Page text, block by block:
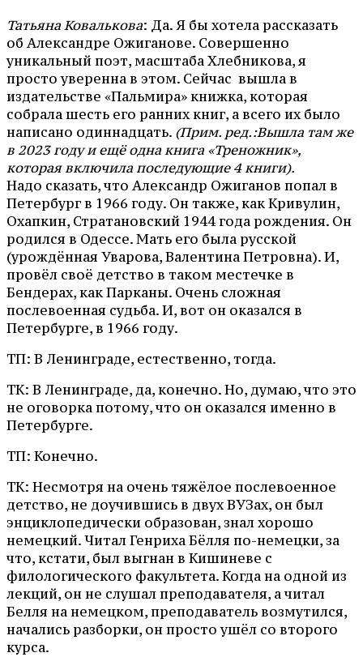
Татьяна Ковалькова: Да. Я бы хотела рассказать
об Александре Ожиганове. Совершенно
уникальный поэт, масштаба Хлебникова, я
просто уверенна в этом. Сейчас вышла в
издательстве «Пальмира» книжка, которая
собрала шесть его ранних книг, а всего их было
написано одиннадцать. (Прим. ред.:Вышла там же
в 2023 году и ещё одна книга «Треножник»,
которая включила последующие 4 книги).
Надо сказать, что Александр Ожиганов попал в
Петербург в 1966 году. Он также, как Кривулин,
Охапкин, Стратановский 1944 года рождения. Он
родился в Одессе. Мать его была русской
(урождённая Уварова, Валентина Петровна). И,
провёл своё детство в таком местечке в
Бендерах, как Парканы. Очень сложная
послевоенная судьба. И, вот он оказался в
Петербурге, в 1966 году.
ТП: В Ленинграде, естественно, тогда.
ТК: В Ленинграде, да, конечно. Но, думаю, что это
не оговорка потому, что он оказался именно в
Петербурге.
ТП: Конечно.
ТК: Несмотря на очень тяжёлое послевоенное
детство, не доучившись в двух ВУЗах, он был
энциклопедически образован, знал хорошо
немецкий. Читал Генриха Бёлля по-немецки, за
что, кстати, был выгнан в Кишиневе с
филологического факультета. Когда на одной из
лекций, он не слушал преподавателя, а читал
Белля на немецком, преподаватель возмутился,
начались разборки, он просто ушёл со второго
курса.